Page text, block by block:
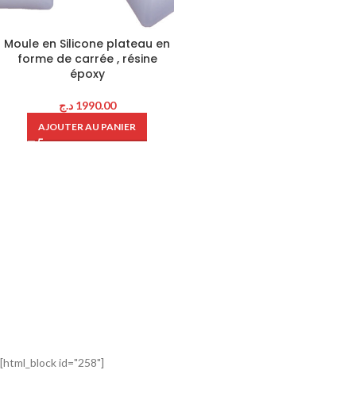
Moule en Silicone plateau en
forme de carrée , résine
époxy
1990.00 د.ج
AJOUTER AU PANIER
[html_block id="258"]